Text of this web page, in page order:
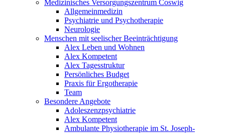
Medizinisches Versorgungszentrum Coswig
Allgemeinmedizin
Psychiatrie und Psychotherapie
Neurologie
Menschen mit seelischer Beeinträchtigung
Alex Leben und Wohnen
Alex Kompetent
Alex Tagesstruktur
Persönliches Budget
Praxis für Ergotherapie
Team
Besondere Angebote
Adoleszenzpsychiatrie
Alex Kompetent
Ambulante Physiotherapie im St. Joseph-